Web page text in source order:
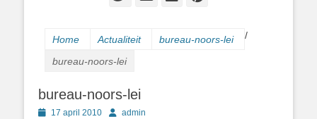
Home Actualiteit /
bureau-noors-lei
bureau-noors-lei
bureau-noors-lei
Geplaatst
17 april 2010 Authoradmin